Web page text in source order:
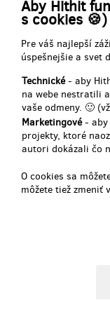
Aby Hithit
s cookies 🍪)
Pre váš najlepší
úspešnejšie a svet
Technické- aby
na webe nestratili
vaše odmeny. 🙂
Marketingové- aby
projekty, ktoré
autori dokázali čo
O cookies sa
môžete tiež zmeniť
Najdete nás na